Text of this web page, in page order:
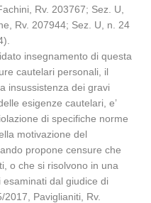
Rv. 203767; Sez. U,
Rv. 207944; Sez. U, n. 24
insegnamento di questa
cautelari personali, il
insussistenza dei gravi
esigenze cautelari, e’
di specifiche norme
motivazione del
propone censure che
o che si risolvono in una
dal giudice di
Paviglianiti, Rv.